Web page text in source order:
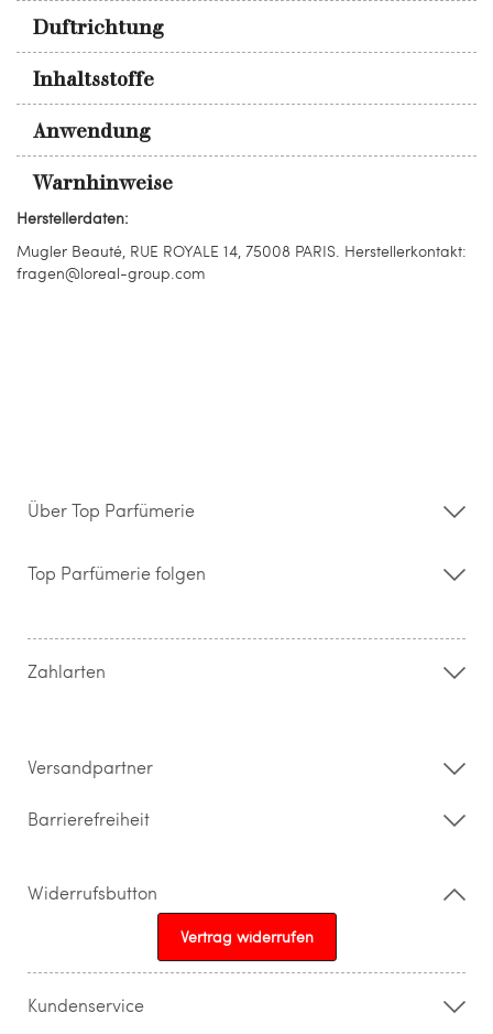
Duftrichtung
Inhaltsstoffe
Anwendung
Warnhinweise
Herstellerdaten:
Mugler Beauté, RUE ROYALE 14, 75008 PARIS. Herstellerkontakt:
fragen@loreal-group.com
Über Top Parfümerie
Storefinder
Kontakt
Widerrufsrecht & Rückgabebedingungen
Top Parfümerie folgen
Zahlarten
Versandpartner
Barrierefreiheit
Widerrufsbutton
Vertrag widerrufen
Kundenservice